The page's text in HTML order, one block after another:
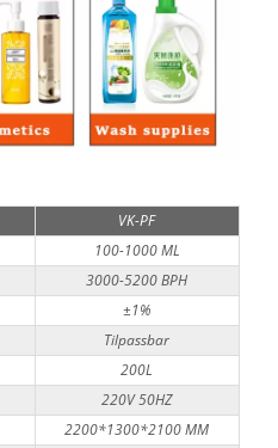
VK-PF
100-1000 ML
3000-5200 BPH
±1%
Tilpassbar
200L
220V 50HZ
2200*1300*2100 MM